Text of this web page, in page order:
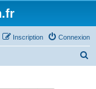
Connexion
Inscription